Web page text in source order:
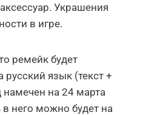
Украшения
в игре.
ремейк будет
язык (текст +
намечен на 24 марта
в него можно будет на